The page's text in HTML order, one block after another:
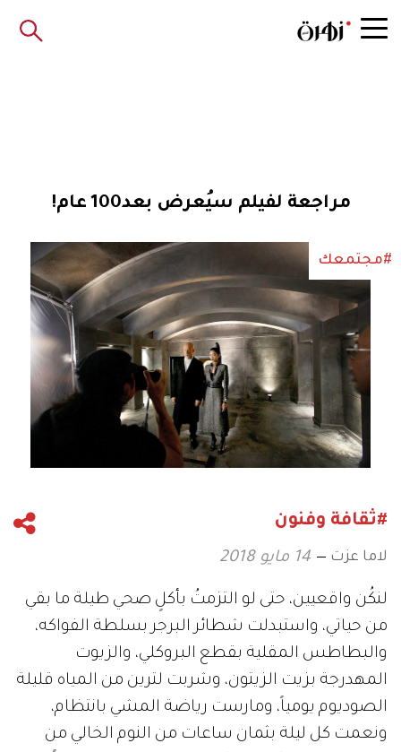
مراجعة لفيلم سيُعرض بعد100 عام!
#مجتمعك
#ثقافة وفنون
لاما عزت 14 مايو 2018
لنكُن واقعيين، حتى لو التزمتُ بأكلٍ صحي طيلة ما بقي
من حياتي، واستبدلت شطائر البرجر بسلطة الفواكه،
والبطاطس المقلية بقطع البروكلي، والزيوت
المهدرجة بزيت الزيتون، وشربت لترين من المياه قليلة
الصوديوم يومياً، ومارست رياضة المشي بانتظام،
ونعمت كل ليلة بثمان ساعات من النوم الخالي من